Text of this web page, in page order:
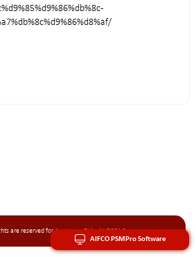
are reserved for Arya Imen Fidar (AIFCO) Company
AIFCO PSMPro Software